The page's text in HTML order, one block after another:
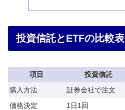
投資信託とETFの比較表
項目 投資信託
購入方法
証券会社で注文
価格決定
1日1回